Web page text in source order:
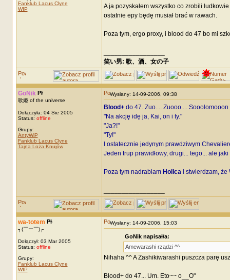
Fanklub Lacus Clyne
WIP
A ja pozyskałem wszystko co zrobili
ostatnie epy będę musiał brać w rawach.
Poza tym, ergo proxy, i blood do 47 bo mi
笑い男: 歌、酒、女の子 DRM:
GoNik
歌姫 of the universe
Dołączyła: 04 Sie 2005
Status: offline
Grupy:
AntyWiP
Fanklub Lacus Clyne
Tajna Loża Knujów
Wysłany: 14-09-2006, 09:38
Blood+do 47. Zuo.... Zuooo....
"Na akcję idę ja, Kai, on i ty."
"Ja?!"
"Ty!"
I ostatecznie jedynym prawdziwym
Jeden trup prawidłowy, drugi... tego... ale
Poza tym nadrabiam Holicai stwierdzam, że
wa-totem
┐(￣ー￣)┌
Dołączył: 03 Mar 2005
Status: offline
Grupy:
Fanklub Lacus Clyne
WIP
Wysłany: 14-09-2006, 15:03
GoNik napisał/a:
Amewarashi rządzi ^^
Nihaha ^^ A Zashikiwarashi puszcza parę
Blood+ do 47... Um. Eto~~ o__O"